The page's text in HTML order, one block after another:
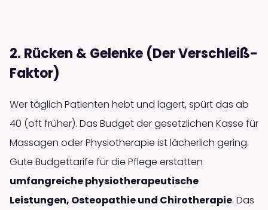
2. Rücken & Gelenke (Der Verschleiß-
Faktor)
Wer täglich Patienten hebt und lagert, spürt das ab
40 (oft früher). Das Budget der gesetzlichen Kasse für
Massagen oder Physiotherapie ist lächerlich gering.
Gute Budgettarife für die Pflege erstatten
umfangreiche physiotherapeutische
Leistungen, Osteopathie und Chirotherapie. Das